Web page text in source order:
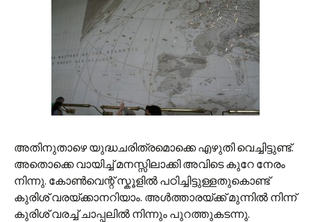
അതിനുതാഴെ യുദ്ധചരിത്രമൊക്കെ എഴുതി വെച്ചിട്ടുണ്ട്.
അതൊക്കെ വായിച്ച് മനസ്സിലാക്കി അവിടെ കുറേ നേരം
നിന്നു. കോണ്‍‌വെന്റ് സ്കൂളില്‍ പഠിച്ചിട്ടുള്ളതുകൊണ്ട്
കുരിശ് വരയ്ക്കാനറിയാം. അള്‍ത്താരയ്ക്ക് മുന്നില്‍ നിന്ന്
കുരിശ് വരച്ച് ചാപ്പലില്‍ നിന്നും പുറത്തുകടന്നു.